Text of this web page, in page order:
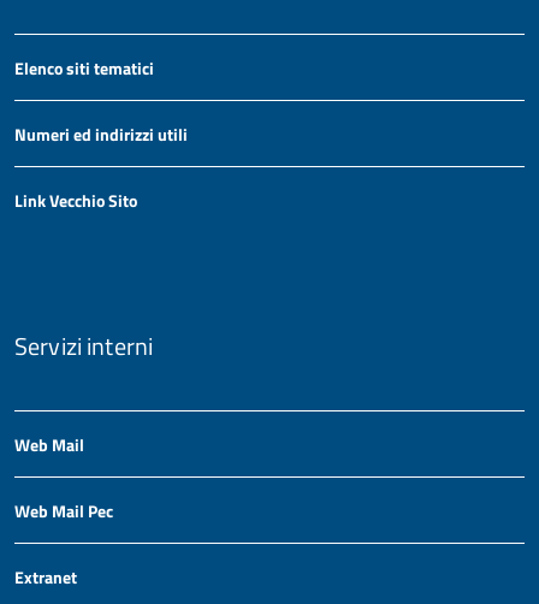
Elenco siti tematici
Numeri ed indirizzi utili
Link Vecchio Sito
Servizi interni
Web Mail
Web Mail Pec
Extranet